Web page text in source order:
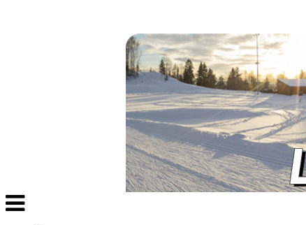
Veksle
navigasjon